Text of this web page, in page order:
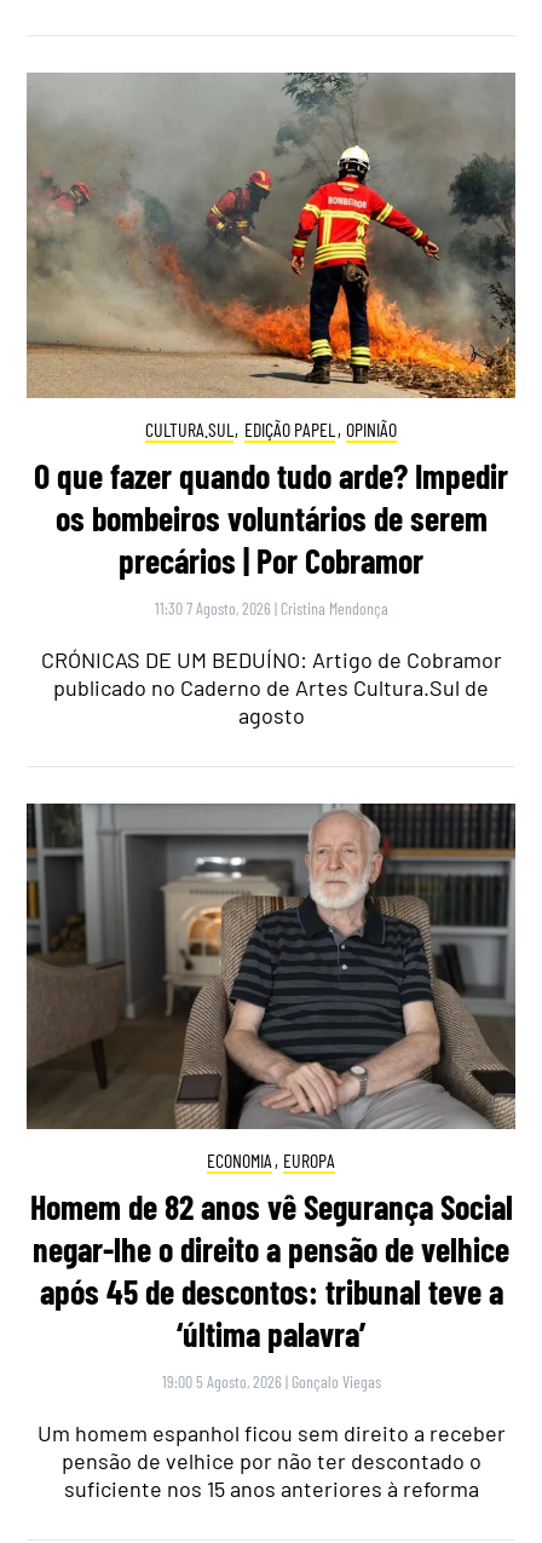
CULTURA.SUL , EDIÇÃO PAPEL , OPINIÃO
O que fazer quando tudo arde? Impedir
os bombeiros voluntários de serem
precários | Por Cobramor
11:30 7 Agosto, 2026 | Cristina Mendonça
CRÓNICAS DE UM BEDUÍNO: Artigo de Cobramor
publicado no Caderno de Artes Cultura.Sul de
agosto
ECONOMIA , EUROPA
Homem de 82 anos vê Segurança Social
negar-lhe o direito a pensão de velhice
após 45 de descontos: tribunal teve a
‘última palavra’
19:00 5 Agosto, 2026 | Gonçalo Viegas
Um homem espanhol ficou sem direito a receber
pensão de velhice por não ter descontado o
suficiente nos 15 anos anteriores à reforma